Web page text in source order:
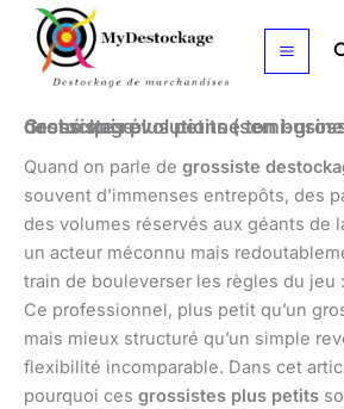
Aller
contenu
Grossistes plus petits (semi-grossistes) : le maillon caché qui révolutionne ton business de grossiste destockage
Quand on parle de grossiste
souvent d’immenses entrepôts, des
des volumes réservés aux géants de
un acteur méconnu mais
train de bouleverser les règles du jeu
Ce professionnel, plus petit qu’un
mais mieux structuré qu’un simple
flexibilité incomparable. Dans cet
pourquoi ces grossistes plus petits